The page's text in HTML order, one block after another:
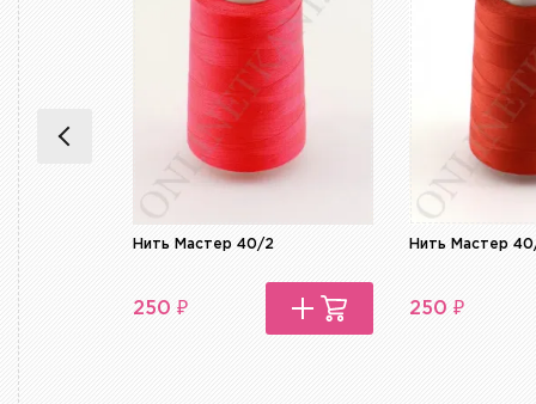
Нить Мастер 40/2
250 ₽
Нить Мастер
250 ₽